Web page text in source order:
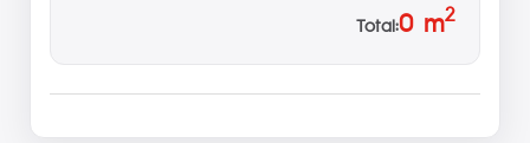
Total:0m2